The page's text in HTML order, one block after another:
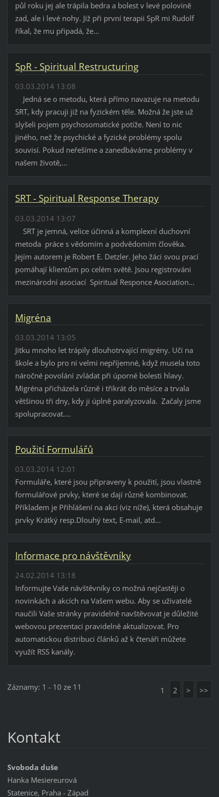
půl roku jej ale trápila bedra a bolest v levé polovině
zad, ale i levé nohy. Již při první terapii SpR mi Rudolf
říkal, že mu připadá, že...
SpR - Spiritual Restructuring
03.03.2014 13:08
Jedná se o metodu, která přímo navazuje na metodu
SRT, kdy pracuji již na fyzickém těle. Možná že jste už
slyšeli pojem psychosomatické potíže. Není to nic
jiného, než že psychické a fyzické problémy spolu
souvisí. Pokud neřešíme a zanedbáváme problémy v
našem životě,...
SRT - Spiritual Response Therapy
03.03.2014 13:07
SRT je jemná, velice účinná a komplexní duchovní
metoda práce s vědomím a podvědomím člověka.
Jejím autorem je Robert E. Detzler. Jeho žáci svou prací
pomáhají klientům po celém světě. Jsou registrováni
mezinárodní asociací Spiritual Responce Asociation...
Migréna
03.03.2014 13:05
Jitku mnoho let trápily dlouhotrvající migrény. Učí na
škole a bylo pro ni velmi nepříjemné, když musela toto
náročné povolání zvládat při úporné bolesti hlavy.
Migréna přicházela různě i třikrát do měsíce a trvala
většinou tři dny, kdy ji úplně paralyzovala. Začaly jsme
spolupracovat....
Použití Formulářů
03.03.2014 12:01
Formuláře, které jsou připraveny k použití, jsou vlastně
formulářové prvky, které se dají různě kombinovat.
Příkladem je Přihlášení na akci (viz níže), která obsahuje
prvky Krátký resp.Dlouhý text, E-mail, atd...
Informace pro návštěvníky
24.02.2014 13:18
Informujte Vaše návštěvníky co možná nejčastěji o
novinkách a akcích na Vašem webu. Aby se uživatelé
naučili Vaše stránky pravidelně navštěvovat je důležité
webovou prezentaci pravidelně aktualizovat. Pro
automatickou distribuci článků až k čtenáři můžete
využít RSS kanály.
Záznamy: 1 - 10 ze 11 1 2 > >>
Kontakt
Svoboda duše
Hanka Mesiereurová
Statenice, Praha - Západ